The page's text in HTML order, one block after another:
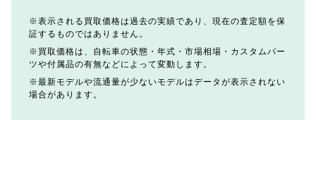
表示される買取価格は過去の実績であり、現在の査定額を保
証するものではありません。
買取価格は、自転車の状態・年式・市場相場・カスタムパー
ツや付属品の有無などによって変動します。
最新モデルや流通量が少ないモデルはデータが表示されない
場合があります。